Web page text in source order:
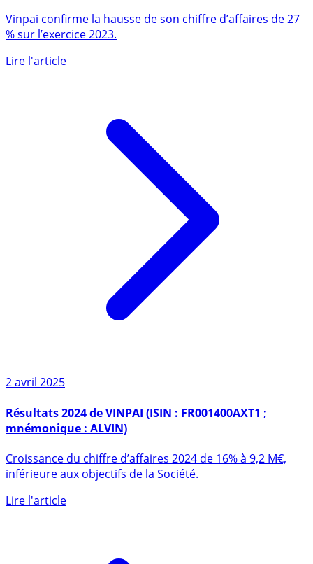
Vinpai confirme la hausse de son chiffre d’affaires de 27
% sur l’exercice 2023.
Résultats 2024 de VINPAI (ISIN : FR001400AXT1 ;
Croissance du chiffre d’affaires 2024 de 16% à 9,2 M€,
inférieure aux objectifs de la Société.